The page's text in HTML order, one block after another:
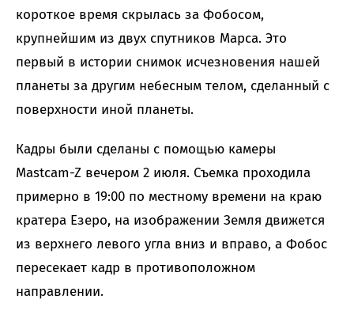
короткое время скрылась за Фобосом,
крупнейшим из двух спутников Марса. Это
первый в истории снимок исчезновения нашей
планеты за другим небесным телом, сделанный с
поверхности иной планеты.
Кадры были сделаны с помощью камеры
Mastcam-Z вечером 2 июля. Съемка проходила
примерно в 19:00 по местному времени на краю
кратера Езеро, на изображении Земля движется
из верхнего левого угла вниз и вправо, а Фобос
пересекает кадр в противоположном
направлении.